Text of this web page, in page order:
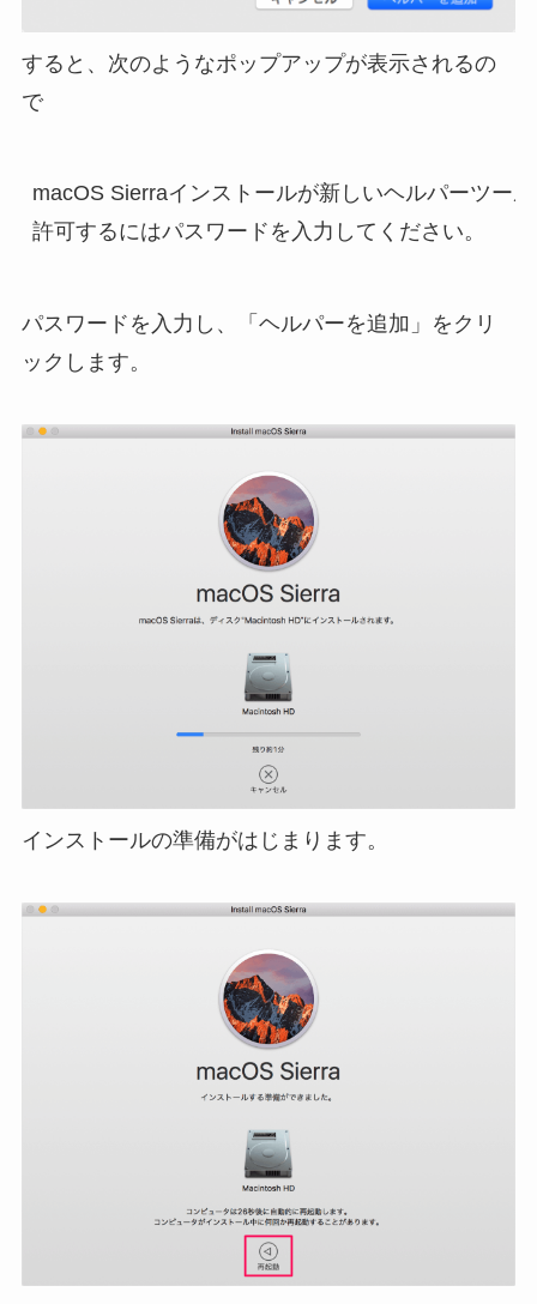
すると、次のようなポップアップが表示されるの
で
macOS Sierraインストールが新しいヘルパーツー
パスワードを入力し、「ヘルパーを追加」をクリ
ックします。
インストールの準備がはじまります。